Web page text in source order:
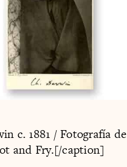
c. 1881 / Fotografía de
and Fry.[/caption]